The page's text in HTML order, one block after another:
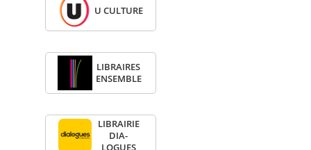
U CULTURE
LIBRAIRES
ENSEMBLE
LIBRAI­RIE
DIA­
LOGUES